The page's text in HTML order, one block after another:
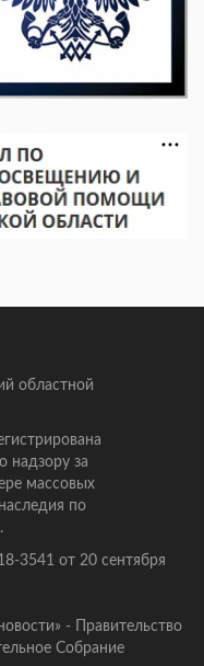
областной
надзору за
массовых
по
3541 от 20 сентября
- Правительство
Собрание